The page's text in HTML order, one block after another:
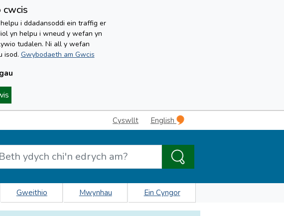
cwcis
i ddadansoddi ein traffig er
yn helpu i wneud y wefan yn
tudalen. Ni all y wefan
isod. Gwybodaeth am Gwcis
Cyswllt English
Gweithio Mwynhau Ein Cyngor